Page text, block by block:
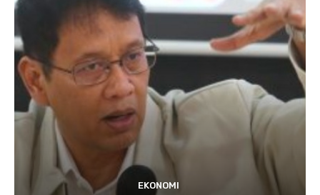
EKONOMI